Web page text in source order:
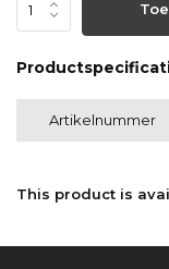
Artikelnummer
This product is